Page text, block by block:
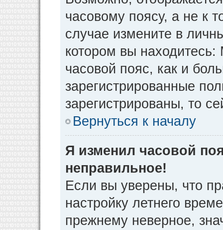
часовому поясу, а не к
случае измените в
котором вы находитесь:
часовой пояс, как и
зарегистрированные
зарегистрированы, то
Вернуться к началу
Я изменил часовой
неправильное!
Если вы уверены, что
настройку летнего
прежнему неверное,